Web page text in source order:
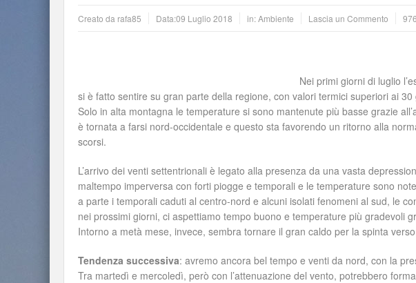
Creato da rafa85 Data:09 Luglio 2018 in:Ambiente Lascia un Commento
Nei primi giorni di luglio
si è fatto sentire su gran parte della regione, con valori termici superiori ai
Solo in alta montagna le temperature si sono mantenute più basse grazie
è tornata a farsi nord-occidentale e questo sta favorendo un ritorno alla
scorsi.
L’arrivo dei venti settentrionali è legato alla presenza da una vasta
maltempo imperversa con forti piogge e temporali e le temperature sono
a parte i temporali caduti al centro-nord e alcuni isolati fenomeni al sud, le
nei prossimi giorni, ci aspettiamo tempo buono e temperature più gradevoli
Intorno a metà mese, invece, sembra tornare il gran caldo per la spinta
Tendenza successiva: avremo ancora bel tempo e venti da nord, con la
Tra martedì e mercoledì, però con l’attenuazione del vento, potrebbero